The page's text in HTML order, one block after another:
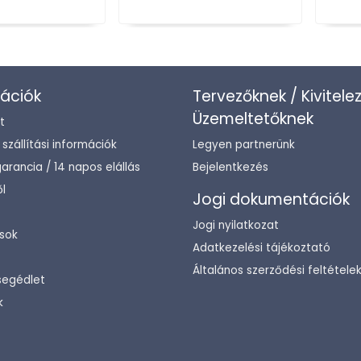
információk
/ 14 napos elállás
Tervezőknek /
Üzemeltetőknek
Legyen partnerünk
Bejelentkezés
Jogi dokumentációk
Jogi nyilatkozat
Adatkezelési tájékoztató
Általános szerződési feltételek